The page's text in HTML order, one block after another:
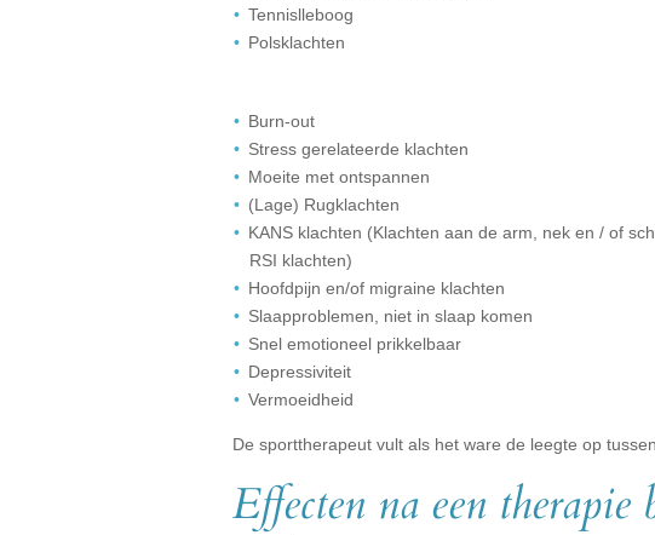
Tennislleboog
Polsklachten
Burn-out
Stress gerelateerde klachten
Moeite met ontspannen
(Lage) Rugklachten
KANS klachten (Klachten aan de arm, nek en / of
RSI klachten)
Hoofdpijn en/of migraine klachten
Slaapproblemen, niet in slaap komen
Snel emotioneel prikkelbaar
Depressiviteit
Vermoeidheid
De sporttherapeut vult als het ware de leegte op
Effecten na een therapie